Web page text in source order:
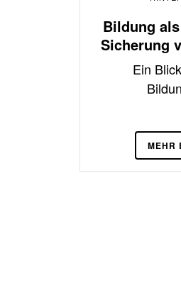
Bildung
Sicherung
Ein
MEHR